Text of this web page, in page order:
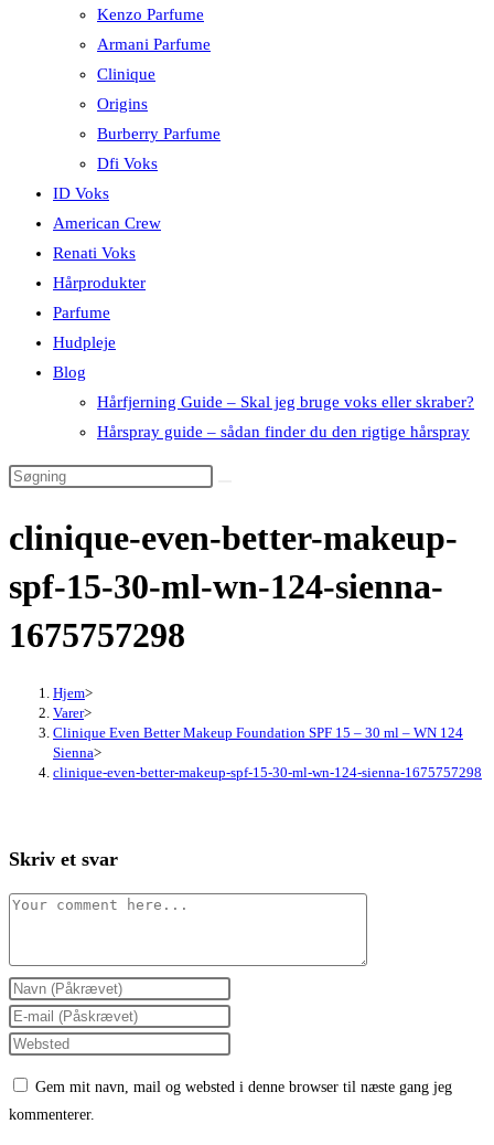
Kenzo Parfume
Armani Parfume
Clinique
Origins
Burberry Parfume
Dfi Voks
ID Voks
American Crew
Renati Voks
Hårprodukter
Parfume
Hudpleje
Blog
Hårfjerning Guide – Skal jeg bruge voks eller skraber?
Hårspray guide – sådan finder du den rigtige hårspray
clinique-even-better-makeup-
spf-15-30-ml-wn-124-sienna-
1675757298
Hjem>
Varer>
Clinique Even Better Makeup Foundation SPF 15 – 30 ml – WN 124
Sienna>
clinique-even-better-makeup-spf-15-30-ml-wn-124-sienna-1675757298
Skriv et svar
Comment
Enter
your
name
Enter
your
Enter
Gem mit navn, mail og websted i denne browser til næste gang jeg
kommenterer.